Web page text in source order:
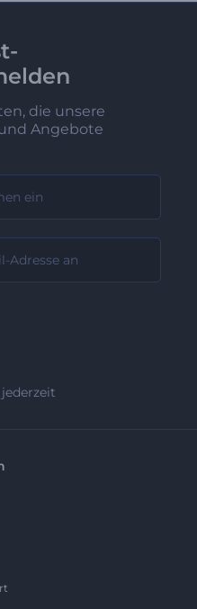
die unsere
Angebote